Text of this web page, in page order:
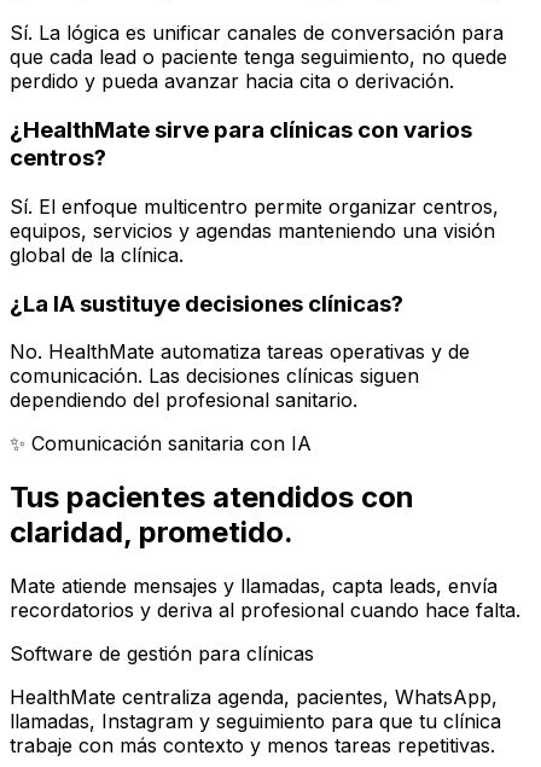
Sí. La lógica es unificar canales de conversación para
que cada lead o paciente tenga seguimiento, no quede
perdido y pueda avanzar hacia cita o derivación.
¿HealthMate sirve para clínicas con varios
centros?
Sí. El enfoque multicentro permite organizar centros,
equipos, servicios y agendas manteniendo una visión
global de la clínica.
¿La IA sustituye decisiones clínicas?
No. HealthMate automatiza tareas operativas y de
comunicación. Las decisiones clínicas siguen
dependiendo del profesional sanitario.
✨ Comunicación sanitaria con IA
Tus pacientes atendidos con
claridad, prometido.
Mate atiende mensajes y llamadas, capta leads, envía
recordatorios y deriva al profesional cuando hace falta.
Software de gestión para clínicas
HealthMate centraliza agenda, pacientes, WhatsApp,
llamadas, Instagram y seguimiento para que tu clínica
trabaje con más contexto y menos tareas repetitivas.